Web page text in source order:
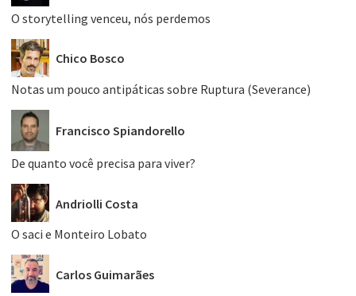
O storytelling venceu, nós perdemos
Chico Bosco
Notas um pouco antipáticas sobre Ruptura (Severance)
Francisco Spiandorello
De quanto você precisa para viver?
Andriolli Costa
O saci e Monteiro Lobato
Carlos Guimarães